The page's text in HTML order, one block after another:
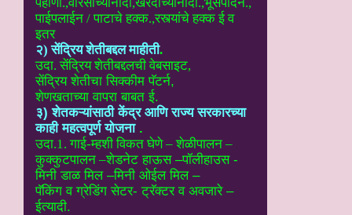
पाईपलाईन / पाटाचे हक्क.,रस्त्यांचे हक्क ईव
इतर
२) सेंद्रिय शेतीबद्दल माहीती.
उदा. सेंद्रिय शेतीबद्दलची वेबसाइट,
सेंद्रिय शेतीचा सिक्कीम पॅटर्न,
शेणखताच्या वापरा बाबत ई.
३) शेतकऱ्यांसाठी केंद्र आणि राज्य सरकारच्या
काही महत्वपूर्ण योजना.
उदा.1. गाई-म्हशी विकत घेणे – शेळीपालन –
कुक्कुटपालन –शेडनेट हाऊस –पॉलीहाउस -
मिनी डाळ मिल –मिनी ओईल मिल –
पॅकिंग व ग्रेडिंग सेटर- ट्रॅक्टर व अवजारे –
ईत्यादी.